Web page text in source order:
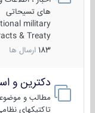
های تسیحاتی
military
& Treaty
183 ارسال ها
دکترین و
مطالب و موضوعات
تاکتیکهای نظامی